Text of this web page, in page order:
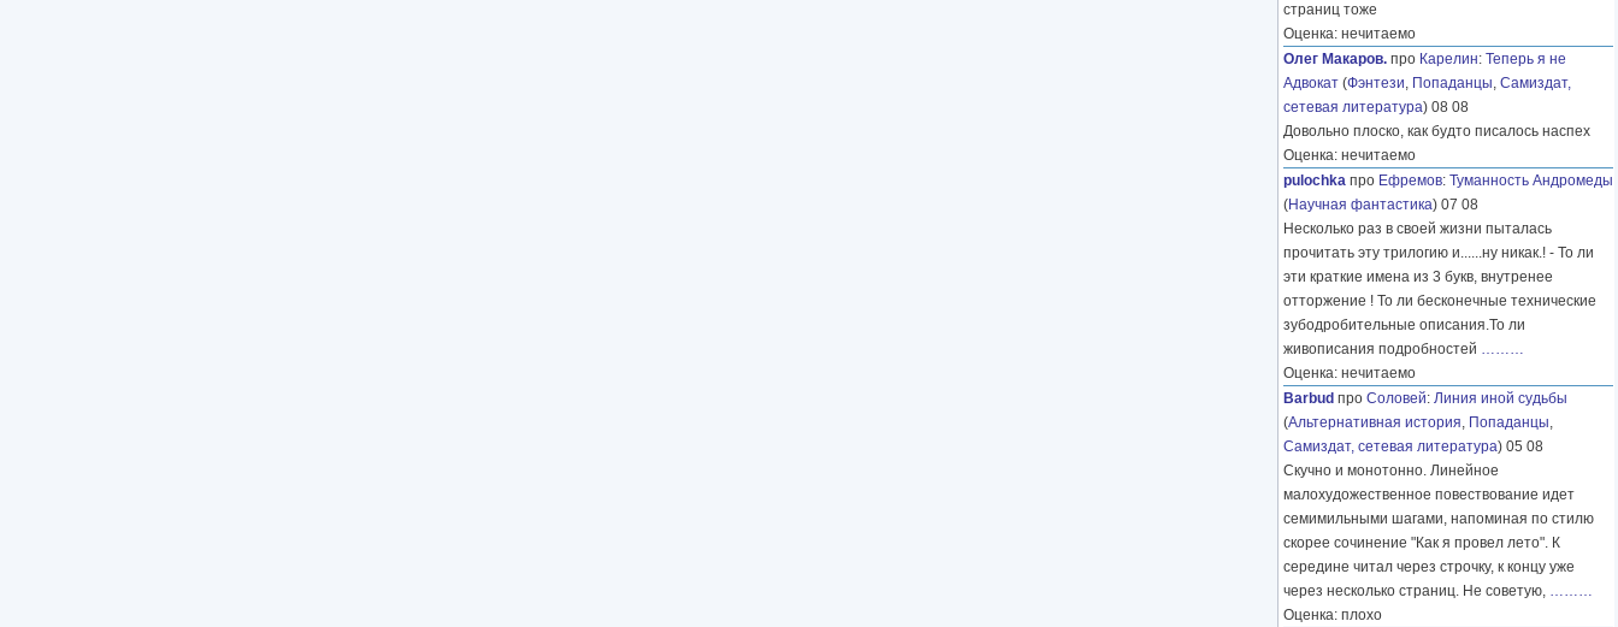
страниц тоже
Оценка: нечитаемо
Олег Макаров. про Карелин: Теперь я не
Адвокат (Фэнтези, Попаданцы, Самиздат,
сетевая литература) 08 08
Довольно плоско, как будто писалось наспех
Оценка: нечитаемо
pulochka про Ефремов: Туманность Андромеды
(Научная фантастика) 07 08
Несколько раз в своей жизни пыталась
прочитать эту трилогию и......ну никак.! - То ли
эти краткие имена из 3 букв, внутренее
отторжение ! То ли бесконечные технические
зубодробительные описания.То ли
живописания подробностей ………
Оценка: нечитаемо
Barbud про Соловей: Линия иной судьбы
(Альтернативная история, Попаданцы,
Самиздат, сетевая литература) 05 08
Скучно и монотонно. Линейное
малохудожественное повествование идет
семимильными шагами, напоминая по стилю
скорее сочинение "Как я провел лето". К
середине читал через строчку, к концу уже
через несколько страниц. Не советую, ………
Оценка: плохо